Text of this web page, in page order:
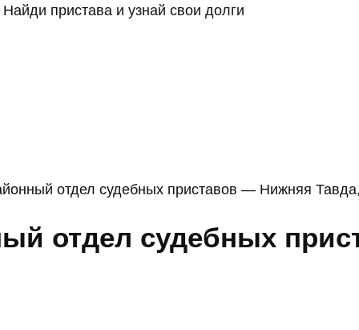
Найди пристава и узнай свои долги
отдел судебных приставов — Нижняя
отдел судебных